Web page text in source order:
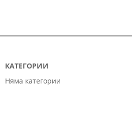
КАТЕГОРИИ
Няма категории